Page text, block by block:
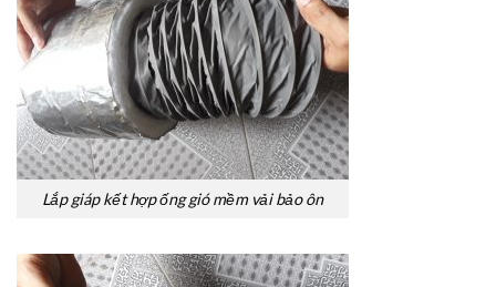
Lắp giáp kết hợp ống gió mềm vải bảo ôn